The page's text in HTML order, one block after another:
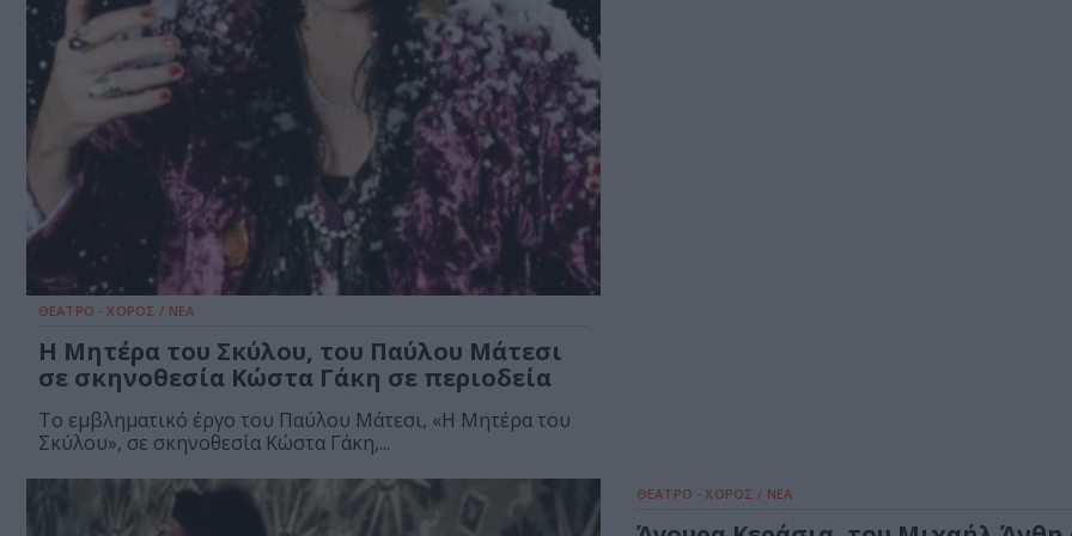
ΘΕΑΤΡΟ - ΧΟΡΟΣ / ΝΕΑ
Η Μητέρα του Σκύλου, του Παύλου Μάτεσι
σε σκηνοθεσία Κώστα Γάκη σε περιοδεία
Το εμβληματικό έργο του Παύλου Μάτεσι, «Η Μητέρα του
Σκύλου», σε σκηνοθεσία Κώστα Γάκη,...
ΘΕΑΤΡΟ - ΧΟΡΟΣ / ΝΕΑ